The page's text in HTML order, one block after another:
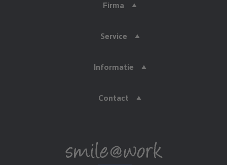
Firma
Service
Informatie
Contact